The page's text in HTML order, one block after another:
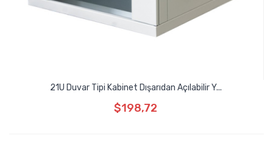
21U Duvar Tipi Kabinet Dışarıdan Açılabilir Y...
$198,72